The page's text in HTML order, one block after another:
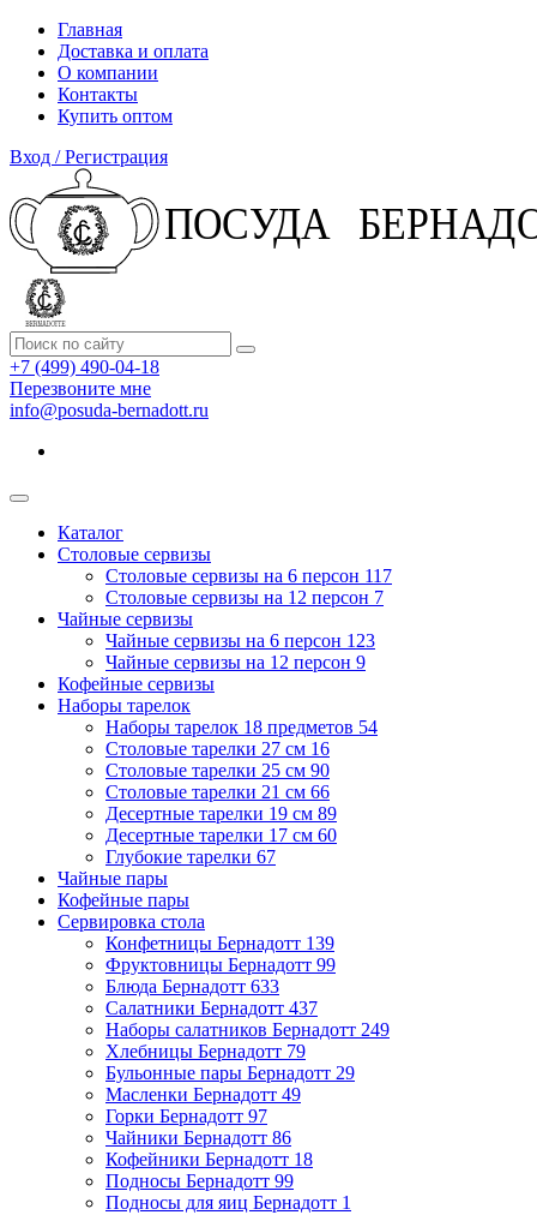
Главная
Доставка и оплата
О компании
Контакты
Купить оптом
Вход / Регистрация
+7 (499) 490-04-18
Перезвоните мне
info@posuda-bernadott.ru
Каталог
Столовые сервизы
Столовые сервизы на 6 персон 117
Столовые сервизы на 12 персон 7
Чайные сервизы
Чайные сервизы на 6 персон 123
Чайные сервизы на 12 персон 9
Кофейные сервизы
Наборы тарелок
Наборы тарелок 18 предметов 54
Столовые тарелки 27 см 16
Столовые тарелки 25 см 90
Столовые тарелки 21 см 66
Десертные тарелки 19 см 89
Десертные тарелки 17 см 60
Глубокие тарелки 67
Чайные пары
Кофейные пары
Сервировка стола
Конфетницы Бернадотт 139
Фруктовницы Бернадотт 99
Блюда Бернадотт 633
Салатники Бернадотт 437
Наборы салатников Бернадотт 249
Хлебницы Бернадотт 79
Бульонные пары Бернадотт 29
Масленки Бернадотт 49
Горки Бернадотт 97
Чайники Бернадотт 86
Кофейники Бернадотт 18
Подносы Бернадотт 99
Подносы для яиц Бернадотт 1